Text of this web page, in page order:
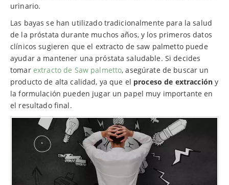
urinario.
Las bayas se han utilizado tradicionalmente para la salud
de la próstata durante muchos años, y los primeros datos
clínicos sugieren que el extracto de saw palmetto puede
ayudar a mantener una próstata saludable. Si decides
tomar extracto de Saw palmetto, asegúrate de buscar un
producto de alta calidad, ya que el proceso de extracción y
la formulación pueden jugar un papel muy importante en
el resultado final.